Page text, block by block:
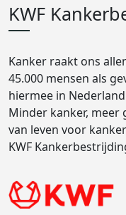
KWF
Kanker raakt ons
45.000 mensen als
hiermee in
Minder kanker, meer
van leven voor
KWF